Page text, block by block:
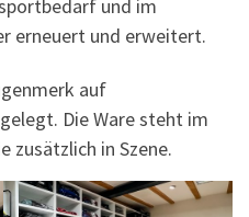
und im
erneuert und erweitert.
auf
Die Ware steht im
zusätzlich in Szene.